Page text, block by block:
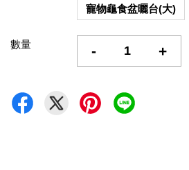
寵物龜食盆曬台(大)
數量 - +